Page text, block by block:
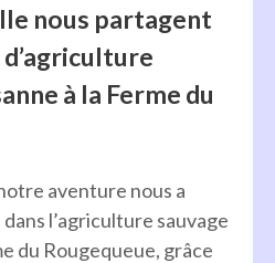
nous partagent
à la Ferme du
aventure nous a
l’agriculture sauvage
du Rougequeue, grâce